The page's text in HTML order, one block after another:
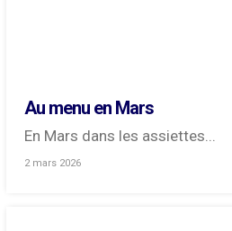
Au menu en Mars
En Mars dans les assiettes...
2 mars 2026